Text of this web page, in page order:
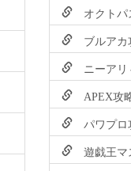
オクトパ
ブルアカ
ニーアリ
APEX攻
パワプロ
遊戯王マ